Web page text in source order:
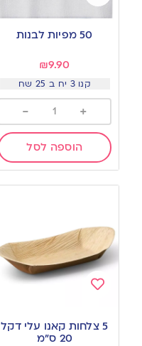
Add
50 מפיות לבנות
₪9.90
קנו 3 יח ב 25 שח
+
-
הוספה לסל
to
wishlist
5 צלחות קאנו עלי דקל
20 ס”מ